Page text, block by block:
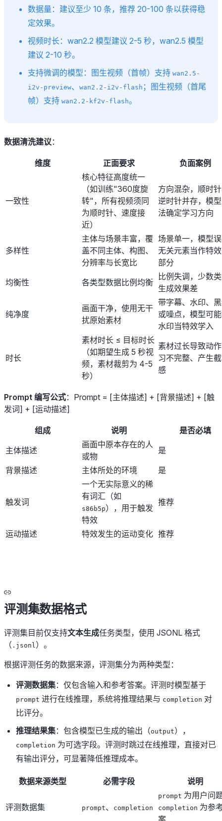
数据量：建议至少 10 条，推荐 20-100 条以获得稳
定效果。
视频时长：wan2.2 模型建议 2-5 秒，wan2.5 模型
建议 2-10 秒。
支持微调的模型：图生视频（首帧）支持 wan2.5-
i2v-preview、 wan2.2-i2v-flash ；图生视频（首尾
帧）支持 wan2.2-kf2v-flash。
数据清洗建议：
维度 正面要求 负面案例
一致性
核心特征高度统一
（如训练"360度旋
转"，所有视频须同
为顺时针、速度接
近）
方向混杂，顺时
逆时针并存，模
法确定学习方向
多样性
主体与场景丰富，覆
盖不同主体、构图、
分辨率与长宽比
场景单一，模型
无关元素当作特
部分
均衡性
各类型数据比例均衡
比例失调，少数
生成效果差
纯净度
画面干净，使用无干
扰原始素材
带字幕、水印、
或噪点，模型可
水印当特效学入
时长
素材时长 ≤ 目标时长
（如期望生成 5 秒视
频，素材裁剪为 4-5
秒）
素材过长导致动
习不完整、产生
感
Prompt 编写公式：Prompt = [主体描述] + [背景描述] + [触
发词] + [运动描述]
组成 说明
是否必填
主体描述
画面中原本存在的人
或物
是
背景描述
主体所处的环境 是
触发词
一个无实际意义的稀
有词汇（如
s86b5p），用于触发
特效
推荐
运动描述 特效发生的运动变化 推荐
评测集数据格式
评测集目前仅支持文本生成任务类型，使用 JSONL 格式
（ .jsonl ）。
根据评测任务的数据来源，评测集分为两种类型：
评测数据集：仅包含输入和参考答案。评测时模型基于
prompt 进行在线推理，系统将推理结果与 completion 对
比评分。
推理结果集：包含模型已生成的输出（output），
completion 为可选字段。评测时跳过在线推理，直接对已
有输出评分，可显著降低推理成本。
数据来源类型 必需字段 说明
评测数据集 prompt、 completion
prompt 为用户问
completion 为参
案